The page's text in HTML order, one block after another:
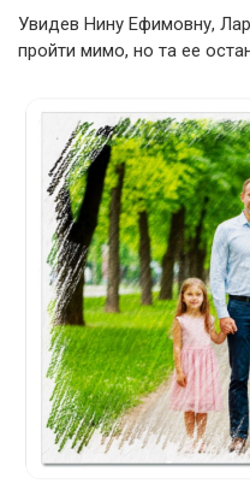
Увидев Нину Ефимовну,
пройти мимо, но та ее